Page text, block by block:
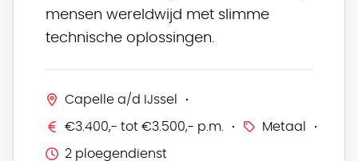
mensen wereldwijd met slimme
technische oplossingen.
Capelle a/d IJssel
€3.400,- tot €3.500,- p.m. Metaal
2 ploegendienst